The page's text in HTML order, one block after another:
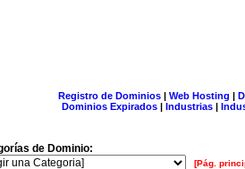
Registro de Dominios| Web Hosting |
Dominios Expirados | Industrias |
de Dominio:
[Pág.